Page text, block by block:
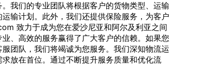
我们的专业团队将根据客户的货物类型、运输
输计划。此外，我们还提供保险服务，为客户
致力于成为您在爱沙尼亚和阿尔及利亚之间
、高效的服务赢得了广大客户的信赖。如果您
团队，我们将竭诚为您服务。我们深知物流运
放在首位。通过不断提升服务质量和优化流